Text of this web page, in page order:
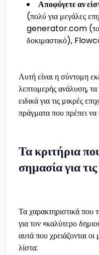
Αποφύγετε αν
(πολύ για μεγάλες
generator.com (το
δοκιμαστικό),
Αυτή είναι η σύντομη
λεπτομερής ανάλυση,
ειδικά για τις μικρές
πράγματα που πρέπει
Τα κριτήρια
σημασία για
Τα χαρακτηριστικά που
για τον «καλύτερο
αυτά που χρειάζονται
λίστα: